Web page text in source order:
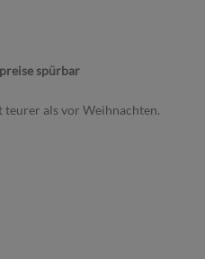
spürbar
teurer als vor Weihnachten.